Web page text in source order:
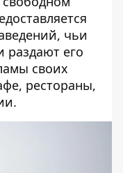
чьи
раздают его
своих
рестораны,